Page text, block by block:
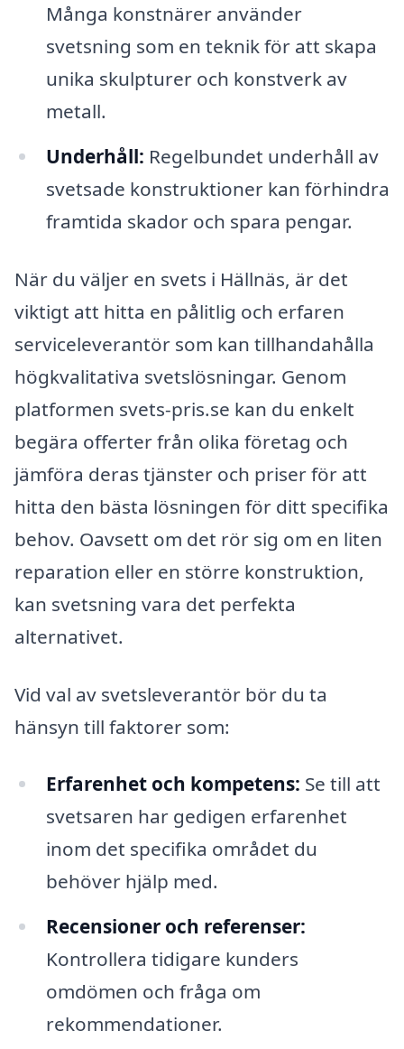
Många konstnärer använder
svetsning som en teknik för att skapa
unika skulpturer och konstverk av
metall.
Underhåll: Regelbundet underhåll av
svetsade konstruktioner kan förhindra
framtida skador och spara pengar.
När du väljer en svets i Hällnäs, är det
viktigt att hitta en pålitlig och erfaren
serviceleverantör som kan tillhandahålla
högkvalitativa svetslösningar. Genom
platformen svets-pris.se kan du enkelt
begära offerter från olika företag och
jämföra deras tjänster och priser för att
hitta den bästa lösningen för ditt specifika
behov. Oavsett om det rör sig om en liten
reparation eller en större konstruktion,
kan svetsning vara det perfekta
alternativet.
Vid val av svetsleverantör bör du ta
hänsyn till faktorer som:
Erfarenhet och kompetens: Se till att
svetsaren har gedigen erfarenhet
inom det specifika området du
behöver hjälp med.
Recensioner och referenser:
Kontrollera tidigare kunders
omdömen och fråga om
rekommendationer.